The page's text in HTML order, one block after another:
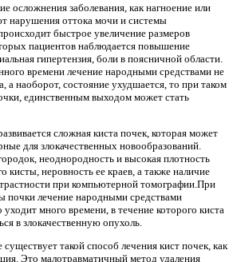
осложнения заболевания, как нагноение или
нарушения оттока мочи и системы
быстрое увеличение размеров
пациентов наблюдается повышение
гипертензия, боли в поясничной области.
времени лечение народными средствами не
а наоборот, состояние ухудшается, то при таком
единственным выходом может стать
сложная киста почек, которая может
для злокачественных новообразований.
неоднородность и высокая плотность
кисты, неровность ее краев, а также наличие
при компьютерной томографии.При
почки лечение народными средствами
много времени, в течение которого киста
в злокачественную опухоль.
такой способ лечения кист почек, как
Это малотравматичный метод удаления